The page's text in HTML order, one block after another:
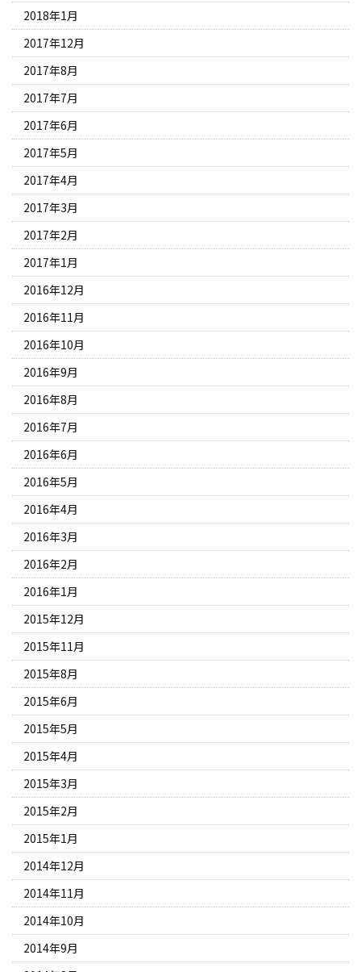
2018年1月
2017年12月
2017年8月
2017年7月
2017年6月
2017年5月
2017年4月
2017年3月
2017年2月
2017年1月
2016年12月
2016年11月
2016年10月
2016年9月
2016年8月
2016年7月
2016年6月
2016年5月
2016年4月
2016年3月
2016年2月
2016年1月
2015年12月
2015年11月
2015年8月
2015年6月
2015年5月
2015年4月
2015年3月
2015年2月
2015年1月
2014年12月
2014年11月
2014年10月
2014年9月